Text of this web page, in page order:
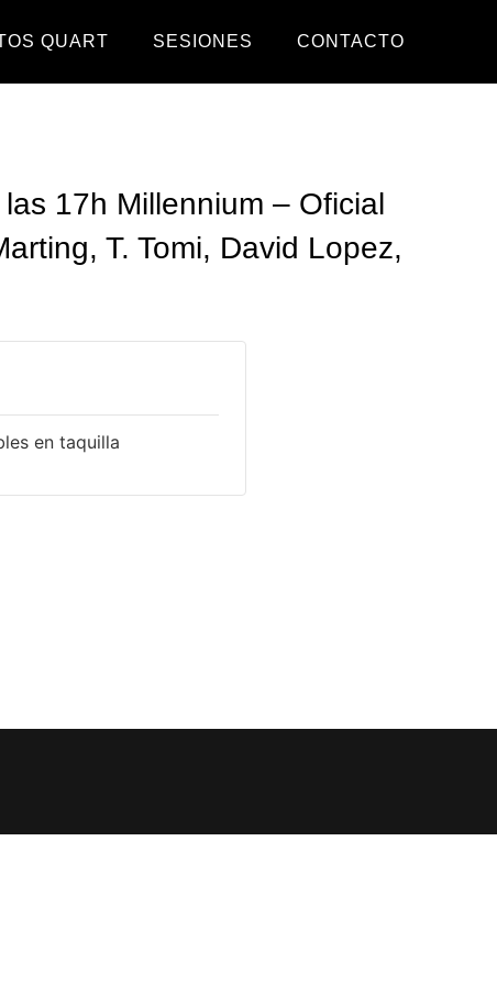
QUART SESIONES CONTACTO
17h Millennium – Oficial
T. Tomi, David Lopez,
en taquilla